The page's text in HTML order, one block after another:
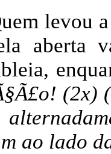
levou
aberta
(2x)
ao lado